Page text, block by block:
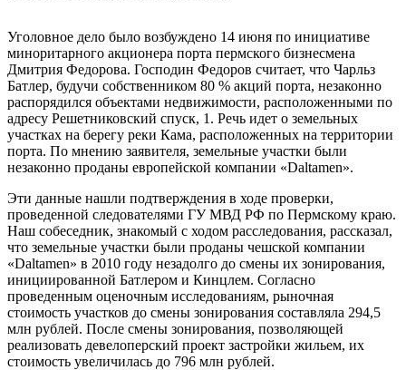
Уголовное дело было возбуждено 14 июня по инициативе
миноритарного акционера порта пермского бизнесмена
Дмитрия Федорова. Господин Федоров считает, что Чарльз
Батлер, будучи собственником 80 % акций порта, незаконно
распорядился объектами недвижимости, расположенными по
адресу Решетниковский спуск, 1. Речь идет о земельных
участках на берегу реки Кама, расположенных на территории
порта. По мнению заявителя, земельные участки были
незаконно проданы европейской компании «Daltamen».
Эти данные нашли подтверждения в ходе проверки,
проведенной следователями ГУ МВД РФ по Пермскому краю.
Наш собеседник, знакомый с ходом расследования, рассказал,
что земельные участки были проданы чешской компании
«Daltamen» в 2010 году незадолго до смены их зонирования,
инициированной Батлером и Кинцлем. Согласно
проведенным оценочным исследованиям, рыночная
стоимость участков до смены зонирования составляла 294,5
млн рублей. После смены зонирования, позволяющей
реализовать девелоперский проект застройки жильем, их
стоимость увеличилась до 796 млн рублей.